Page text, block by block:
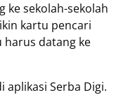
ke sekolah-sekolah
kartu pencari
harus datang ke
aplikasi Serba Digi.